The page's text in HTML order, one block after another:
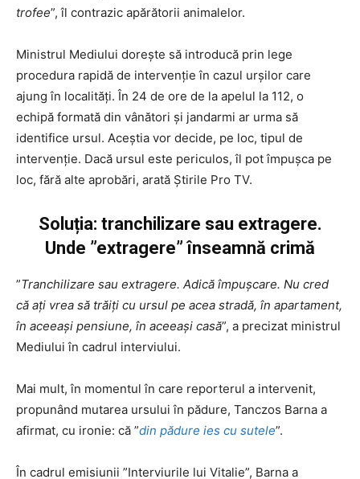
trofee”, îl contrazic apărătorii animalelor.
Ministrul Mediului dorește să introducă prin lege
procedura rapidă de intervenție în cazul urșilor care
ajung în localități. În 24 de ore de la apelul la 112, o
echipă formată din vânători și jandarmi ar urma să
identifice ursul. Aceștia vor decide, pe loc, tipul de
intervenție. Dacă ursul este periculos, îl pot împușca pe
loc, fără alte aprobări, arată Știrile Pro TV.
Soluția: tranchilizare sau extragere.
Unde ”extragere” înseamnă crimă
”Tranchilizare sau extragere. Adică împușcare. Nu cred
că ați vrea să trăiți cu ursul pe acea stradă, în apartament,
în aceeași pensiune, în aceeași casă”, a precizat ministrul
Mediului în cadrul interviului.
Mai mult, în momentul în care reporterul a intervenit,
propunând mutarea ursului în pădure, Tanczos Barna a
afirmat, cu ironie: că ”din pădure ies cu sutele”.
În cadrul emisiunii ”Interviurile lui Vitalie”, Barna a